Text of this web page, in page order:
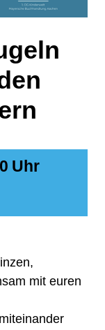
Uhr
mit euren